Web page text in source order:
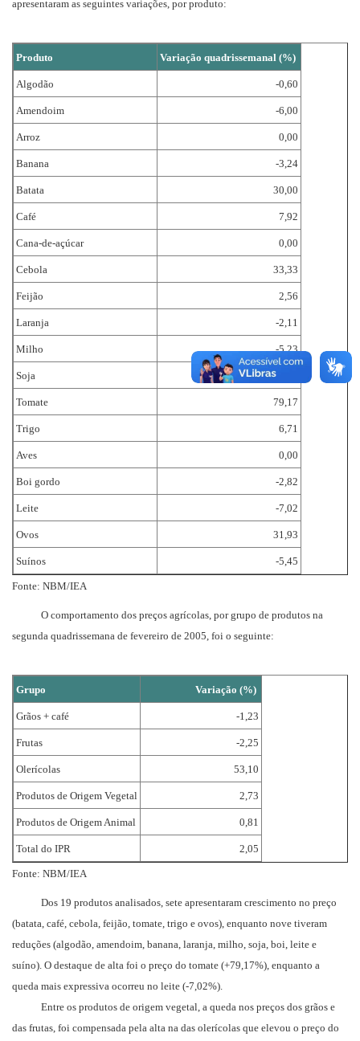
apresentaram as seguintes variações, por produto:
Produto Variação quadrissemanal (%)
Algodão -0,60
Amendoim -6,00
Arroz 0,00
Banana -3,24
Batata 30,00
Café 7,92
Cana-de-açúcar 0,00
Cebola 33,33
Feijão 2,56
Laranja -2,11
Milho -5,23
Soja -4,84
Tomate 79,17
Trigo 6,71
Aves 0,00
Boi gordo -2,82
Leite -7,02
Ovos 31,93
Suínos -5,45
Fonte: NBM/IEA
O comportamento dos preços agrícolas, por grupo de produtos na
segunda quadrissemana de fevereiro de 2005, foi o seguinte:
Grupo Variação (%)
Grãos + café -1,23
Frutas -2,25
Olerícolas 53,10
Produtos de Origem Vegetal 2,73
Produtos de Origem Animal 0,81
Total do IPR 2,05
Fonte: NBM/IEA
Dos 19 produtos analisados, sete apresentaram crescimento no preço
(batata, café, cebola, feijão, tomate, trigo e ovos), enquanto nove tiveram
reduções (algodão, amendoim, banana, laranja, milho, soja, boi, leite e
suíno). O destaque de alta foi o preço do tomate (+79,17%), enquanto a
queda mais expressiva ocorreu no leite (-7,02%).
Entre os produtos de origem vegetal, a queda nos preços dos grãos e
das frutas, foi compensada pela alta na das olerícolas que elevou o preço do